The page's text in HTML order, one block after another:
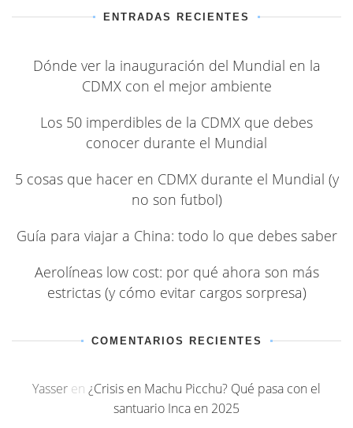
ENTRADAS RECIENTES
Dónde ver la inauguración del Mundial en la
CDMX con el mejor ambiente
Los 50 imperdibles de la CDMX que debes
conocer durante el Mundial
5 cosas que hacer en CDMX durante el Mundial (y
no son futbol)
Guía para viajar a China: todo lo que debes saber
Aerolíneas low cost: por qué ahora son más
estrictas (y cómo evitar cargos sorpresa)
COMENTARIOS RECIENTES
Yasser en ¿Crisis en Machu Picchu? Qué pasa con el
santuario Inca en 2025